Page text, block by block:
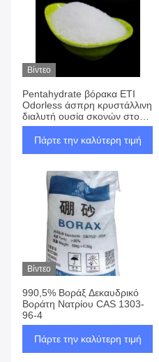
Βίντεο
Pentahydrate βόρακα ETI
Odorless άσπρη κρυστάλλινη
διαλυτή ουσία σκονών στο
νερό
Πάρτε την καλύτερη τιμή
Βίντεο
990,5% Βοράξ Δεκαυδρικό
Βοράτη Νατρίου CAS 1303-
96-4
Πάρτε την καλύτερη τιμή